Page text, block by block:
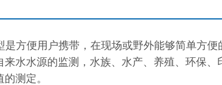
是方便用户携带，在现场或野外能够简单方
水水源的监测，水族、水产、养殖、环保
测定。